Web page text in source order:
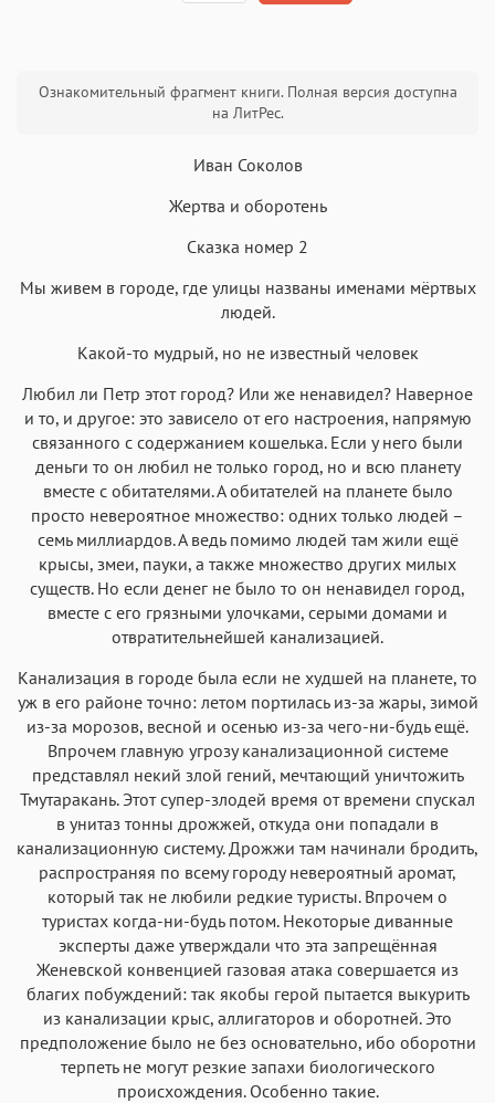
Аа
Garamond
Аа
Fira Sans
Аа Аа Аа Аа
Аа
Helvetica Neue
Аа
Arial Аа
Georgia Times New Roman
Аа
Courier
Аа
Courier New
Аа
Menlo
Аа
SF Mono
Ознакомительный фрагмент книги. Полная версия доступна
на ЛитРес.
Иван Соколов
Жертва и оборотень
Сказка номер 2
Мы живем в городе, где улицы названы именами мёртвых
людей.
Какой-то мудрый, но не известный человек
Любил ли Петр этот город? Или же ненавидел? Наверное
и то, и другое: это зависело от его настроения, напрямую
связанного с содержанием кошелька. Если у него были
деньги то он любил не только город, но и всю планету
вместе с обитателями. А обитателей на планете было
просто невероятное множество: одних только людей –
семь миллиардов. А ведь помимо людей там жили ещё
крысы, змеи, пауки, а также множество других милых
существ. Но если денег не было то он ненавидел город,
вместе с его грязными улочками, серыми домами и
отвратительнейшей канализацией.
Канализация в городе была если не худшей на планете, то
уж в его районе точно: летом портилась из-за жары, зимой
из-за морозов, весной и осенью из-за чего-ни-будь ещё.
Впрочем главную угрозу канализационной системе
представлял некий злой гений, мечтающий уничтожить
Тмутаракань. Этот супер-злодей время от времени спускал
в унитаз тонны дрожжей, откуда они попадали в
канализационную систему. Дрожжи там начинали бродить,
распространяя по всему городу невероятный аромат,
который так не любили редкие туристы. Впрочем о
туристах когда-ни-будь потом. Некоторые диванные
эксперты даже утверждали что эта запрещённая
Женевской конвенцией газовая атака совершается из
благих побуждений: так якобы герой пытается выкурить
из канализации крыс, аллигаторов и оборотней. Это
предположение было не без основательно, ибо оборотни
терпеть не могут резкие запахи биологического
происхождения. Особенно такие.